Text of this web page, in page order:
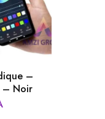
–
– Noir